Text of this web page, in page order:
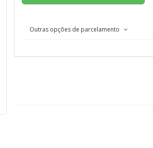
Outras opções de parcelamento